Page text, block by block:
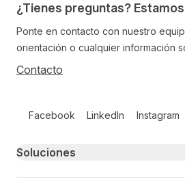
¿Tienes preguntas?
Ponte en contacto con nuestro
orientación o cualquier información
Contacto
Facebook LinkedIn Instagram
Primary footer navigation
Soluciones